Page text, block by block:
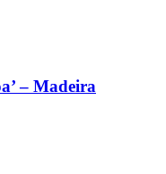
– Madeira